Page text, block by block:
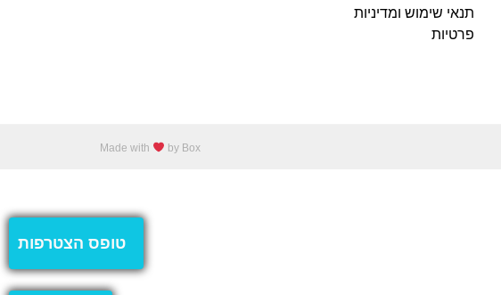
טופס הצטרפות
תנאי שימוש ומדיניות
פרטיות
Made with by Box